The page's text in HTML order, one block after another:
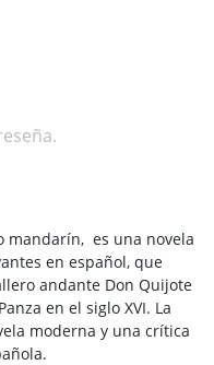
mandarín, es una novela
en español, que
andante Don Quijote
en el siglo XVI. La
moderna y una crítica